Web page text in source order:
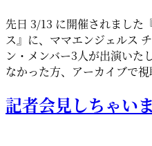
先日 3/13 に開催されました
ス』に、ママエンジェルス
ン・メンバー3人が出演いた
なかった方、アーカイブで
記者会見しちゃい